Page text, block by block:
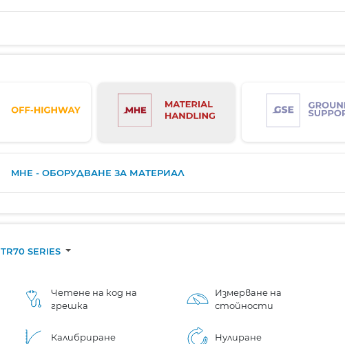
MHE - ОБОРУДВАНЕ ЗА МАТЕРИАЛ
TR70 SERIES
Четене на код на
грешка
Измерване на
стойности
Калибриране Нулиране